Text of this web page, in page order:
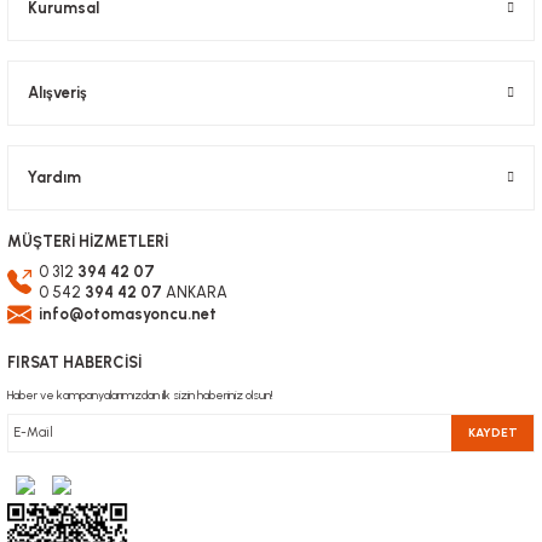
Kurumsal
Alışveriş
Yardım
MÜŞTERİ HİZMETLERİ
0 312 394 42 07
0 542 394 42 07 ANKARA
info@otomasyoncu.net
FIRSAT HABERCİSİ
Haber ve kampanyalarımızdan ilk sizin haberiniz olsun!
KAYDET